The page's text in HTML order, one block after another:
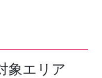
象エリア